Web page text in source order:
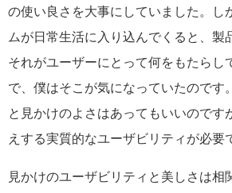
の使い良さを大事にしていました。し
ムが日常生活に入り込んでくると、製
それがユーザーにとって何をもたらし
で、僕はそこが気になっていたのです
と見かけのよさはあってもいいのです
えする実質的なユーザビリティが必要
見かけのユーザビリティと美しさは相